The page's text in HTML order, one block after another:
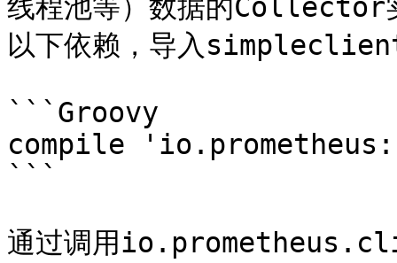
线程池等）数据的Collector
以下依赖，导入
```Groovy
compile
```
通过调用